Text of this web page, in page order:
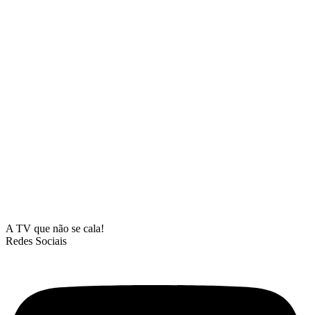
A TV que não se cala!
Redes Sociais